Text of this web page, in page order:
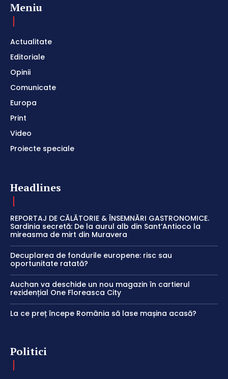
Meniu
Actualitate
Editoriale
Opinii
Comunicate
Europa
Print
Video
Proiecte speciale
Headlines
REPORTAJ DE CĂLĂTORIE & ÎNSEMNĂRI GASTRONOMICE.
Sardinia secretă: De la aurul alb din Sant’Antioco la
mireasma de mirt din Muravera
Decuplarea de fondurile europene: risc sau
oportunitate ratată?
Auchan va deschide un nou magazin în cartierul
rezidențial One Floreasca City
La ce preț începe România să lase mașina acasă?
Politici